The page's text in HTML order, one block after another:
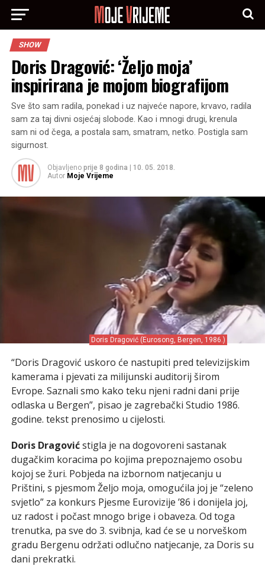
SHOW
Doris Dragović: ‘Željo moja’
inspirirana je mojom biografijom
Sve što sam radila, ponekad i uz najveće napore, krvavo, radila
sam za taj divni osjećaj slobode. Kao i mnogi drugi, krenula
sam ni od čega, a postala sam, smatram, netko. Postigla sam
sigurnost.
Objavljeno prije 8 godina
10. 05. 2018.
Autor Moje Vrijeme
Doris Dragović (Eurosong, Bergen, 1986.)
“Doris Dragović uskoro će nastupiti pred televizijskim
kamerama i pjevati za milijunski auditorij širom
Evrope. Saznali smo kako teku njeni radni dani prije
odlaska u Bergen”, pisao je zagrebački Studio 1986.
godine. tekst prenosimo u cijelosti.
Doris Dragovićstigla je na dogovoreni sastanak
dugačkim koracima po kojima prepoznajemo osobu
kojoj se žuri. Pobjeda na izbornom natjecanju u
Prištini, s pjesmom Željo moja, omogućila joj je “zeleno
svjetlo” za konkurs Pjesme Eurovizije ’86 i donijela joj,
uz radost i počast mnogo brige i obaveza. Od toga
trenutka, pa sve do 3. svibnja, kad će se u norveškom
gradu Bergenu održati odlučno natjecanje, za Doris su
dani prekratki.